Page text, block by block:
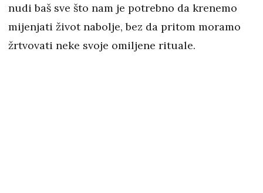
nudi baš sve što nam je potrebno da krenemo
mijenjati život nabolje, bez da pritom moramo
žrtvovati neke svoje omiljene rituale.